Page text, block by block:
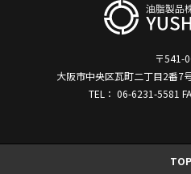
〒541-
大阪市中央区瓦町二丁目2番7
TEL： 06-6231-5581
TOP